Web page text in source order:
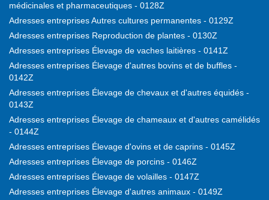
médicinales et pharmaceutiques - 0128Z
Adresses entreprises Autres cultures permanentes - 0129Z
Adresses entreprises Reproduction de plantes - 0130Z
Adresses entreprises Élevage de vaches laitières - 0141Z
Adresses entreprises Élevage d'autres bovins et de buffles -
0142Z
Adresses entreprises Élevage de chevaux et d'autres équidés -
0143Z
Adresses entreprises Élevage de chameaux et d'autres camélidés
- 0144Z
Adresses entreprises Élevage d'ovins et de caprins - 0145Z
Adresses entreprises Élevage de porcins - 0146Z
Adresses entreprises Élevage de volailles - 0147Z
Adresses entreprises Élevage d'autres animaux - 0149Z